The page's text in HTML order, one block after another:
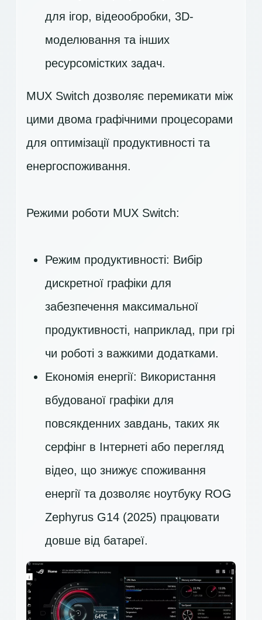
для ігор, відеообробки, 3D-
моделювання та інших
ресурсомістких задач.
MUX Switch дозволяє перемикати між
цими двома графічними процесорами
для оптимізації продуктивності та
енергоспоживання.
Режими роботи MUX Switch:
Режим продуктивності: Вибір
дискретної графіки для
забезпечення максимальної
продуктивності, наприклад, при грі
чи роботі з важкими додатками.
Економія енергії: Використання
вбудованої графіки для
повсякденних завдань, таких як
серфінг в Інтернеті або перегляд
відео, що знижує споживання
енергії та дозволяє ноутбуку ROG
Zephyrus G14 (2025) працювати
довше від батареї.